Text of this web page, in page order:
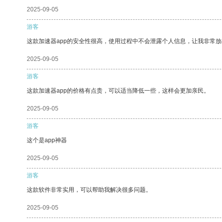
2025-09-05
游客
这款加速器app的安全性很高，使用过程中不会泄露个人信息，让我非常
2025-09-05
游客
这款加速器app的价格有点贵，可以适当降低一些，这样会更加亲民。
2025-09-05
游客
这个是app神器
2025-09-05
游客
这款软件非常实用，可以帮助我解决很多问题。
2025-09-05